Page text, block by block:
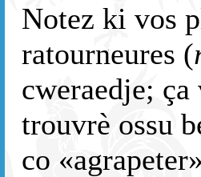
Notez ki vos
ratourneures (
cweraedje;
trouvrè ossu
co